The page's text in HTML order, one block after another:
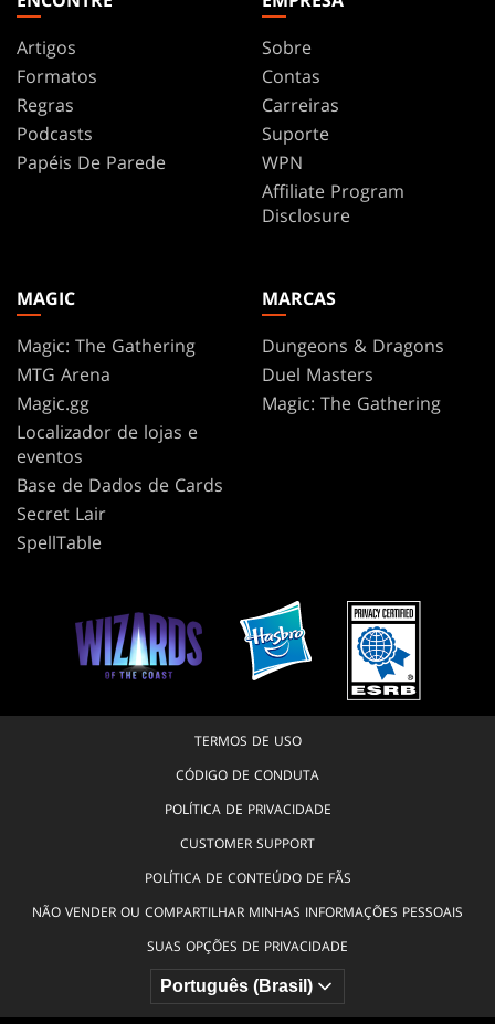
Artigos
Formatos
Regras
Podcasts
Papéis De Parede
Sobre
Contas
Carreiras
Suporte
WPN
Affiliate Program
Disclosure
MAGIC
Magic: The Gathering
MTG Arena
Magic.gg
Localizador de lojas e
eventos
Base de Dados de Cards
Secret Lair
SpellTable
MARCAS
Dungeons & Dragons
Duel Masters
Magic: The Gathering
TERMOS DE USO
CÓDIGO DE CONDUTA
POLÍTICA DE PRIVACIDADE
CUSTOMER SUPPORT
POLÍTICA DE CONTEÚDO DE FÃS
NÃO VENDER OU COMPARTILHAR MINHAS INFORMAÇÕES PESSOAIS
SUAS OPÇÕES DE PRIVACIDADE